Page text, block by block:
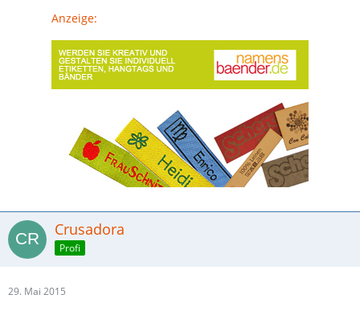
Anzeige:
Crusadora
Profi
29. Mai 2015